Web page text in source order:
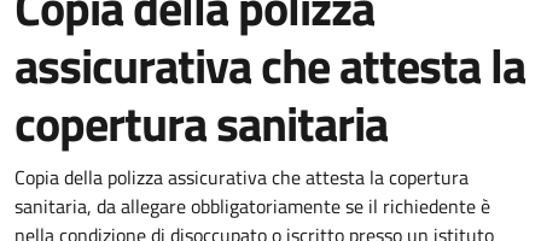
assicurativa che attesta la
copertura sanitaria
Copia della polizza assicurativa che attesta la copertura
sanitaria, da allegare obbligatoriamente se il richiedente è
nella condizione di disoccupato o iscritto presso un istituto